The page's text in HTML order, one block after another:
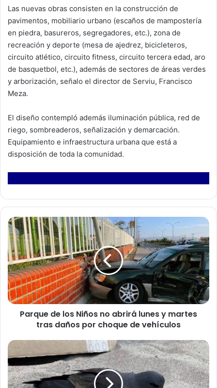
Las nuevas obras consisten en la construcción de
pavimentos, mobiliario urbano (escaños de mampostería
en piedra, basureros, segregadores, etc.), zona de
recreación y deporte (mesa de ajedrez, bicicleteros,
circuito atlético, circuito fitness, circuito tercera edad, aro
de basquetbol, etc.), además de sectores de áreas verdes
y arborización, señalo el director de Serviu, Francisco
Meza.
El diseño contempló además iluminación pública, red de
riego, sombreaderos, señalización y demarcación.
Equipamiento e infraestructura urbana que está a
disposición de toda la comunidad.
P
a
r
q
u
e
d
e
l
i
o
s
n
Parque de los Niños no abrirá lunes y martes
tras daños por choque de vehículos
S
A
G
d
a